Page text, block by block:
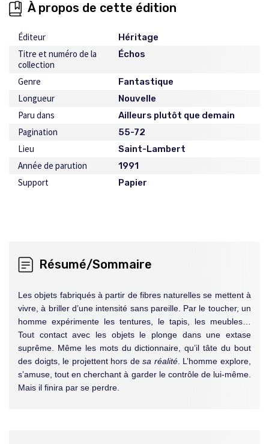
À propos de cette édition
Éditeur Héritage
Titre et numéro de la
collection
Échos
Genre Fantastique
Longueur Nouvelle
Paru dans Ailleurs plutôt que demain
Pagination 55-72
Lieu Saint-Lambert
Année de parution 1991
Support Papier
Résumé/Sommaire
Les objets fabriqués à partir de fibres naturelles se mettent à
vivre, à briller d’une intensité sans pareille. Par le toucher, un
homme expérimente les tentures, le tapis, les meubles…
Tout contact avec les objets le plonge dans une extase
suprême. Même les mots du dictionnaire, qu’il tâte du bout
des doigts, le projettent hors desa réalité. L’homme explore,
s’amuse, tout en cherchant à garder le contrôle de lui-même.
Mais il finira par se perdre.